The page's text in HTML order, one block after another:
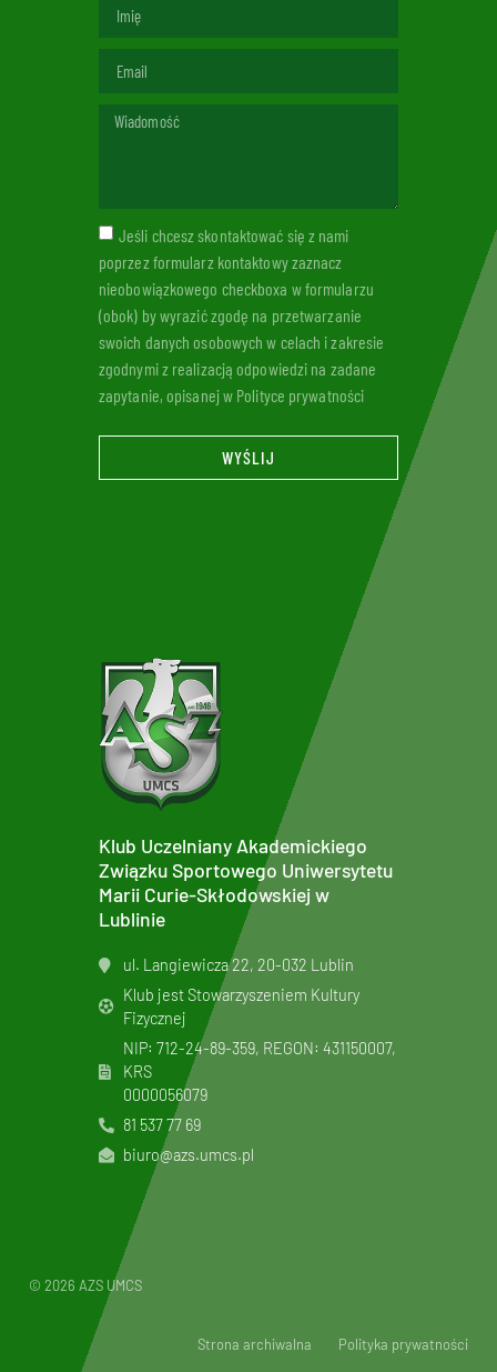
Jeśli chcesz skontaktować się z nami
poprzez formularz kontaktowy zaznacz
nieobowiązkowego checkboxa w formularzu
(obok) by wyrazić zgodę na przetwarzanie
swoich danych osobowych w celach i zakresie
zgodnymi z realizacją odpowiedzi na zadane
zapytanie, opisanej w Polityce prywatności
WYŚLIJ
Klub Uczelniany Akademickiego
Związku Sportowego Uniwersytetu
Marii Curie-Skłodowskiej w
Lublinie
ul. Langiewicza 22, 20-032 Lublin
Klub jest Stowarzyszeniem Kultury
Fizycznej
NIP: 712-24-89-359, REGON: 431150007,
KRS
0000056079
81 537 77 69
biuro@azs.umcs.pl
© 2026 AZS UMCS
Strona archiwalna Polityka prywatności